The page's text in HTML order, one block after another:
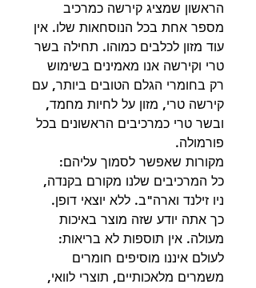
הראשון שמציג קירשה כמרכיב
מספר אחת בכל הנוסחאות שלו. אין
עוד מזון לכלבים כמוהו. תחילה בשר
טרי וקירשה אנו מאמינים בשימוש
רק בחומרי הגלם הטובים ביותר, עם
קירשה טרי, מזון על לחיות מחמד,
ובשר טרי כמרכיבים הראשונים בכל
פורמולה.
מקורות שאפשר לסמוך עליהם:
כל המרכיבים שלנו מקורם בקנדה,
ניו זילנד וארה"ב. ללא יוצאי דופן.
כך אתה יודע שזה מוצר באיכות
מעולה. אין תוספות לא בריאות:
לעולם איננו מוסיפים חומרים
משמרים מלאכותיים, תוצרי לוואי,